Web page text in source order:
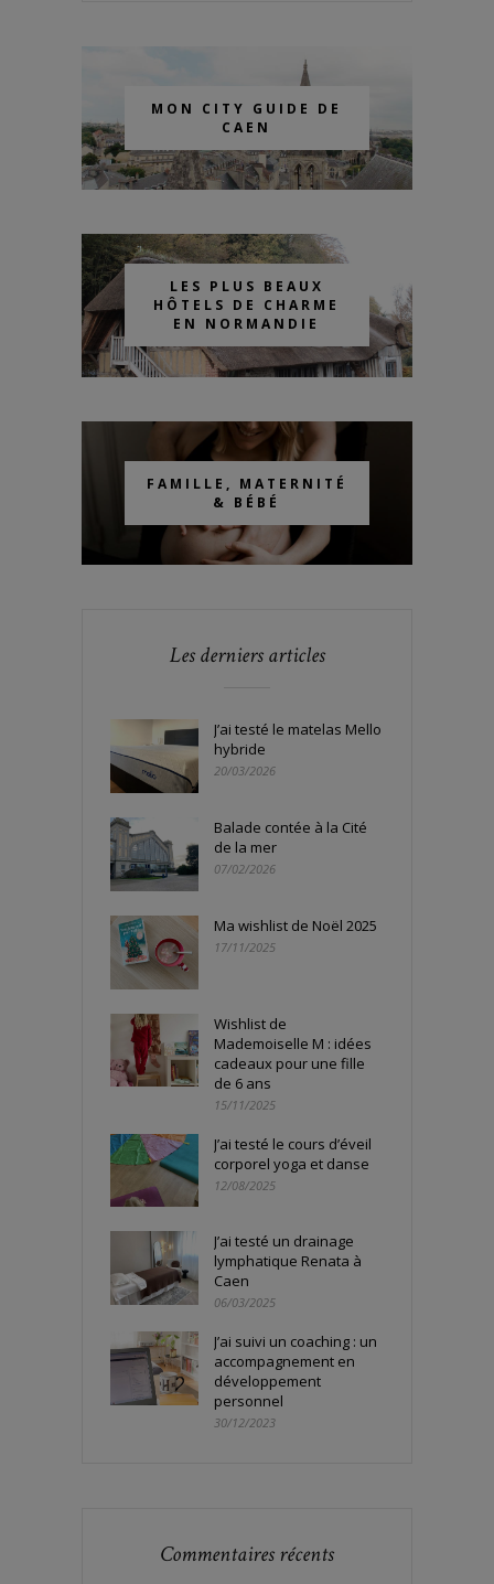
MON CITY GUIDE DE
CAEN
LES PLUS BEAUX
HÔTELS DE CHARME
EN NORMANDIE
FAMILLE, MATERNITÉ
& BÉBÉ
Les derniers articles
J’ai testé le matelas Mello
hybride
20/03/2026
Balade contée à la Cité
de la mer
07/02/2026
Ma wishlist de Noël 2025
17/11/2025
Wishlist de
Mademoiselle M : idées
cadeaux pour une fille
de 6 ans
15/11/2025
J’ai testé le cours d’éveil
corporel yoga et danse
12/08/2025
J’ai testé un drainage
lymphatique Renata à
Caen
06/03/2025
J’ai suivi un coaching : un
accompagnement en
développement
personnel
30/12/2023
Commentaires récents